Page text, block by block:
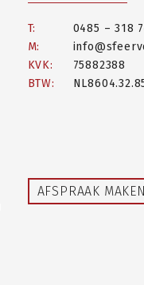
T:
0485 – 318
M:
KVK:
75882388
BTW:
AFSPRAAK MAKEN